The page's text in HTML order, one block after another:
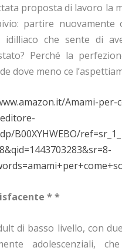
proposta di lavoro la
partire nuovamente
idilliaco che sente di
Perché la
dove meno ce
Amami-per-
B00XYHWEBO/
* *
di basso livello, con
adolescenziali,